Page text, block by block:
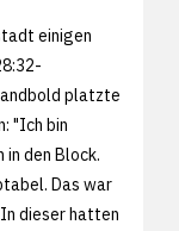
einigen
platzte
"Ich bin
den Block.
Das war
dieser hatten